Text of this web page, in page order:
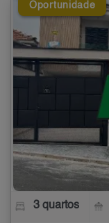
Oportunidade
3 quartos